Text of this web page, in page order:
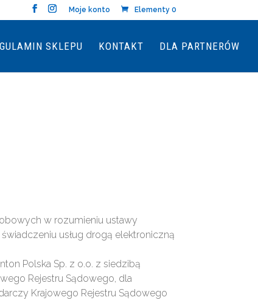
Moje konto Elementy 0
SKLEPU KONTAKT DLA PARTNERÓW
w rozumieniu ustawy
usług drogą elektroniczną
Polska Sp. z o.o. z siedzibą
Rejestru Sądowego, dla
Krajowego Rejestru Sądowego